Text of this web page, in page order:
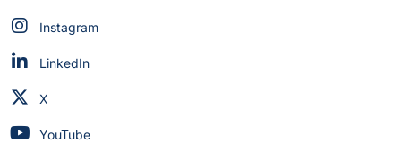
Myndigheten för civilt försvar på
Instagram
Myndigheten för civilt försvar på
LinkedIn
Myndigheten för civilt försvar på
X
Myndigheten för civilt försvar på
YouTube